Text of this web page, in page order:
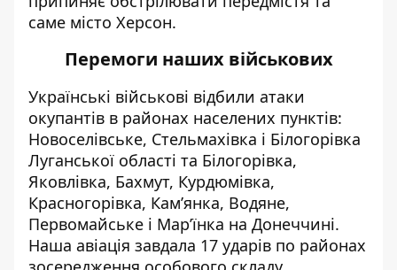
саме місто Херсон.
Перемоги наших військових
Українські військові відбили атаки
окупантів в районах населених пунктів:
Новоселівське, Стельмахівка і Білогорівка
Луганської області та Білогорівка,
Яковлівка, Бахмут, Курдюмівка,
Красногорівка, Кам’янка, Водяне,
Первомайське і Мар’їнка на Донеччині.
Наша авіація завдала 17 ударів по районах